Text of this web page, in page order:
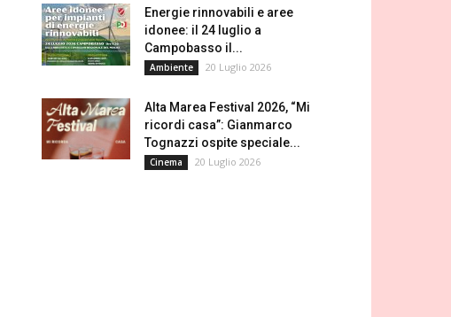
Energie rinnovabili e aree
idonee: il 24 luglio a
Campobasso il...
Ambiente 20 Luglio 2026
Alta Marea Festival 2026, “Mi
ricordi casa”: Gianmarco
Tognazzi ospite speciale...
Cinema 20 Luglio 2026